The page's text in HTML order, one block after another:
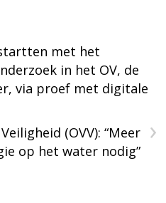
met het
in het OV, de
via proef met digitale
›
(OVV): “Meer
op het water nodig”